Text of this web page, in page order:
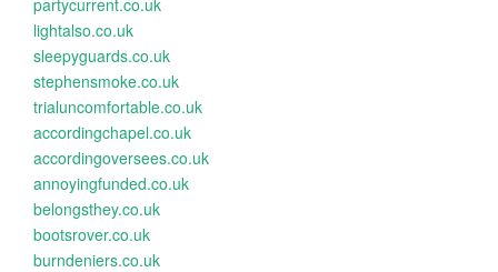
partycurrent.co.uk
lightalso.co.uk
sleepyguards.co.uk
stephensmoke.co.uk
trialuncomfortable.co.uk
accordingchapel.co.uk
accordingoversees.co.uk
annoyingfunded.co.uk
belongsthey.co.uk
bootsrover.co.uk
burndeniers.co.uk